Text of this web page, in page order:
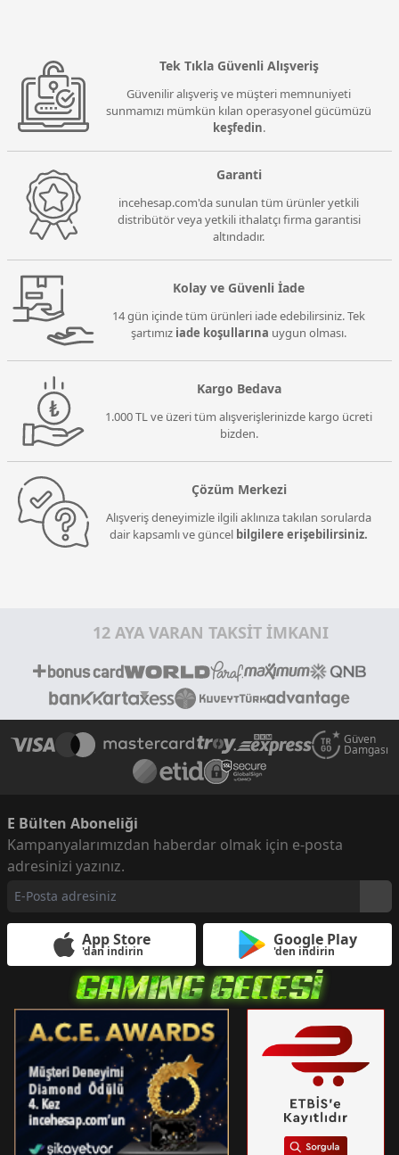
Tek Tıkla Güvenli Alışveriş
Güvenilir alışveriş ve müşteri memnuniyeti
sunmamızı mümkün kılan operasyonel gücümüzü
keşfedin.
Garanti
incehesap.com'da sunulan tüm ürünler yetkili
distribütör veya yetkili ithalatçı firma garantisi
altındadır.
Kolay ve Güvenli İade
14 gün içinde tüm ürünleri iade edebilirsiniz. Tek
şartımız iade koşullarına uygun olması.
Kargo Bedava
1.000 TL ve üzeri tüm alışverişlerinizde kargo ücreti
bizden.
Çözüm Merkezi
Alışveriş deneyimizle ilgili aklınıza takılan sorularda
dair kapsamlı ve güncel bilgilere erişebilirsiniz.
12 AYA VARAN TAKSİT İMKANI
Güven
Damgası
E Bülten Aboneliği
Kampanyalarımızdan haberdar olmak için e-posta
adresinizi yazınız.
App Store
'dan indirin
Google Play
'den indirin